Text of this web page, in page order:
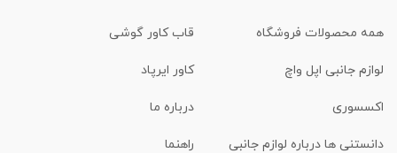
همه محصولات فروشگاه قاب کاور گوشی
لوازم جانبی اپل واچ کاور ایرپاد
اکسسوری درباره ما
دانستنی ها درباره لوازم جانبی راهنما